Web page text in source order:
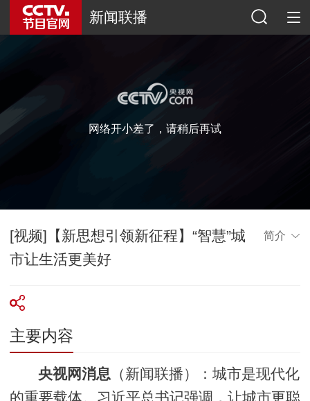
新闻联播
网络开小差了，请稍后再试
[视频]【新思想引领新征程】“智慧”城
市让生活更美好
简介
主要内容
央视网消息 （新闻联播）：城市是现代化
的重要载体。习近平总书记强调，让城市更聪